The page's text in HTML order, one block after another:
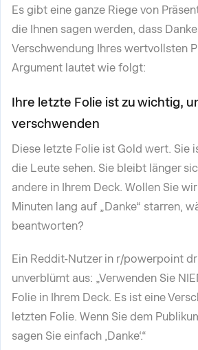
Es gibt eine ganze Riege von
die Ihnen sagen werden, dass
Verschwendung Ihres wertvollsten
Argument lautet wie folgt:
Ihre letzte Folie ist zu wichtig,
verschwenden
Diese letzte Folie ist Gold wert. Sie
die Leute sehen. Sie bleibt länger
andere in Ihrem Deck. Wollen Sie
Minuten lang auf „Danke“ starren,
beantworten?
Ein Reddit-Nutzer in r/powerpoint
unverblümt aus: „Verwenden Sie
Folie in Ihrem Deck. Es ist eine
letzten Folie. Wenn Sie dem
sagen Sie einfach ‚Danke‘.“